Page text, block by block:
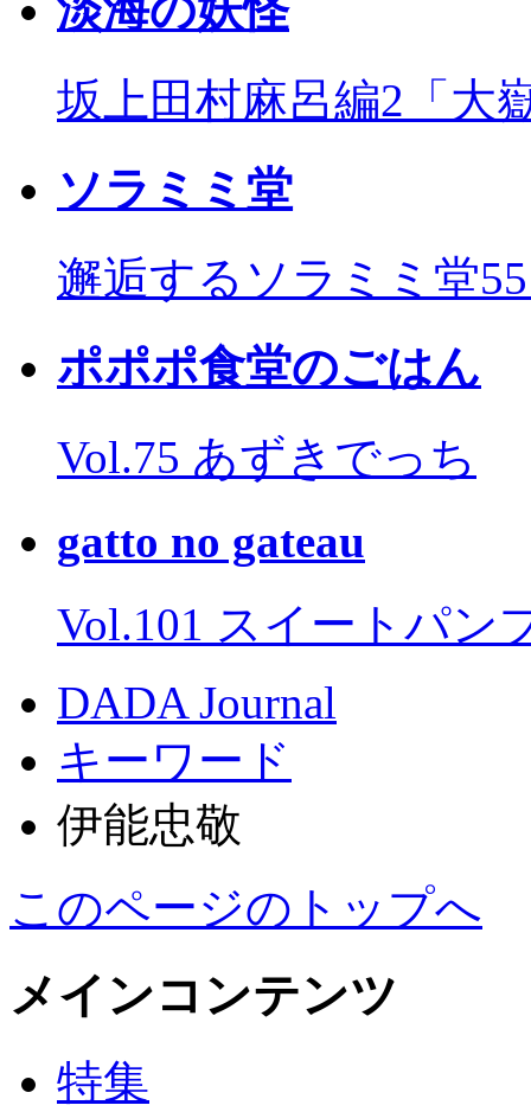
淡海の妖怪
坂上田村麻呂編2「大
ソラミミ堂
邂逅するソラミミ堂
ポポポ食堂のごはん
Vol.75 あずきでっち
gatto no gateau
Vol.101 スイートパン
DADA Journal
キーワード
伊能忠敬
このページのトップへ
メインコンテンツ
特集